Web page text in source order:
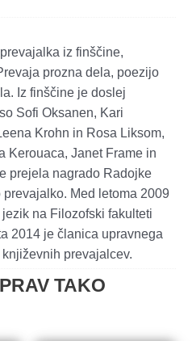
iz finščine,
prozna dela, poezijo
Iz finščine je doslej
Sofi Oksanen, Kari
Krohn in Rosa Liksom,
Kerouaca, Janet Frame in
prejela nagrado Radojke
Med letoma 2009
na Filozofski fakulteti
2014 je članica upravnega
prevajalcev.
TAKO